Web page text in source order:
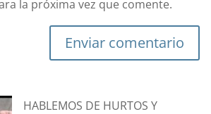
la próxima vez que comente.
Enviar comentario
HABLEMOS DE HURTOS Y